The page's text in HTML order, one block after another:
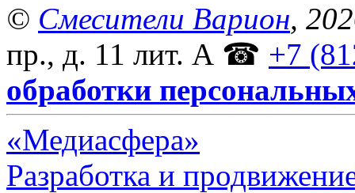
© Смесители Варион,
пр., д. 11 лит. А ☎ +7
обработки
«Медиасфера»
Разработка и